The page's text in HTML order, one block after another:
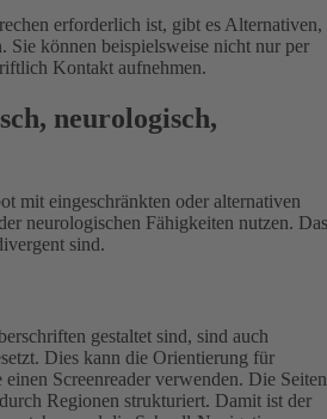
erforderlich ist, gibt es Alternativen,
Sie können beispielsweise nicht nur per
Kontakt aufnehmen.
neurologisch,
mit eingeschränkten oder alternativen
neurologischen Fähigkeiten nutzen. Das
sind.
gestaltet sind, sind auch
Dies kann die Orientierung für
Screenreader verwenden. Die Seiten
Regionen strukturiert. Damit ist der